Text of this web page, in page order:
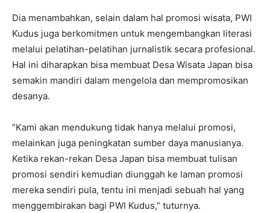
Dia menambahkan, selain dalam hal promosi wisata, PWI
Kudus juga berkomitmen untuk mengembangkan literasi
melalui pelatihan-pelatihan jurnalistik secara profesional.
Hal ini diharapkan bisa membuat Desa Wisata Japan bisa
semakin mandiri dalam mengelola dan mempromosikan
desanya.
”Kami akan mendukung tidak hanya melalui promosi,
melainkan juga peningkatan sumber daya manusianya.
Ketika rekan-rekan Desa Japan bisa membuat tulisan
promosi sendiri kemudian diunggah ke laman promosi
mereka sendiri pula, tentu ini menjadi sebuah hal yang
menggembirakan bagi PWI Kudus,” tuturnya.